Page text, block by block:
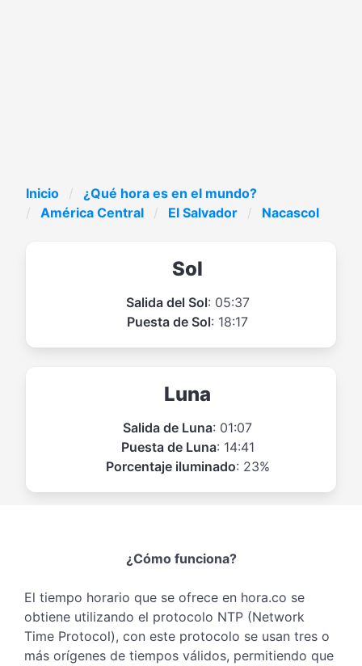
Inicio
¿Qué hora es en el mundo?
América Central
El Salvador Nacascol
Sol
Salida del Sol: 05:37
Puesta de Sol: 18:17
Luna
Salida de Luna: 01:07
Puesta de Luna: 14:41
Porcentaje iluminado: 23%
¿Cómo funciona?
El tiempo horario que se ofrece en hora.co se
obtiene utilizando el protocolo NTP (Network
Time Protocol), con este protocolo se usan tres o
más orígenes de tiempos válidos, permitiendo que